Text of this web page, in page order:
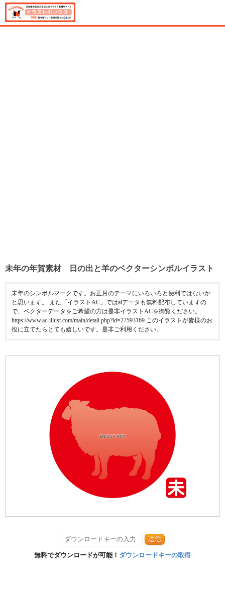
未年の年賀素材 日の出と羊のベクターシンボルイラスト
未年のシンボルマークです。お正月のテーマにいろいろと便利ではないか
と思います。 また「イラストAC」ではaiデータも無料配布していますの
で、ベクターデータをご希望の方は是非イラストACを御覧ください。
https://www.ac-illust.com/main/detail.php?id=27593169 このイラストが皆様のお
役に立てたらとても嬉しいです。是非ご利用ください。
送信
無料でダウンロードが可能！ ダウンロードキーの取得